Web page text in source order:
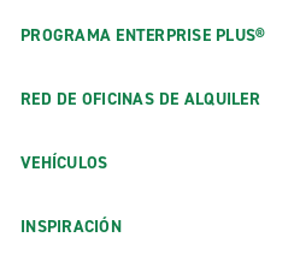
PROGRAMA ENTERPRISE PLUS®
RED DE OFICINAS DE ALQUILER
VEHÍCULOS
INSPIRACIÓN